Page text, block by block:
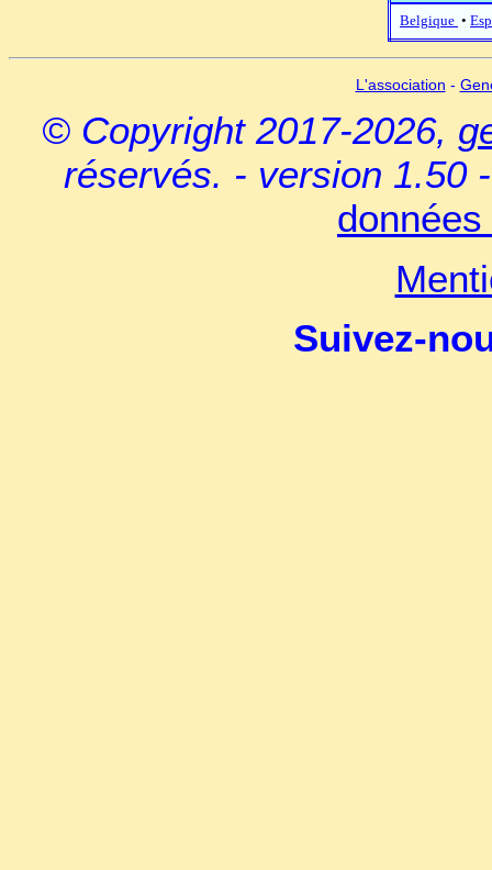
Belgique •
L'association -
© Copyright 2017-2026,
réservés. - version 1.50
Suivez-